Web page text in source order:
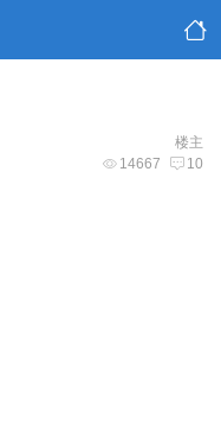
楼主
14667 10